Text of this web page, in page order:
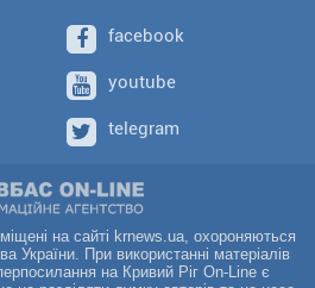
facebook
youtube
telegram
на сайті krnews.ua, охороняються
України. При використанні матеріалів
на Кривий Ріг On-Line є